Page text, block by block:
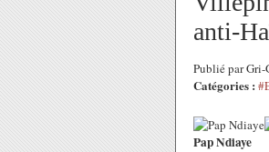
anti-
Publié par
Catégories :
Pap Ndiaye